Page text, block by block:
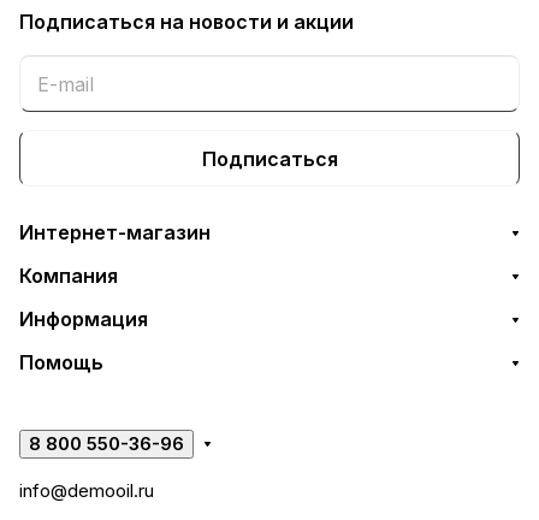
Подписаться на новости и акции
Подписаться
Интернет-магазин
Компания
Информация
Помощь
8 800 550-36-96
info@demooil.ru